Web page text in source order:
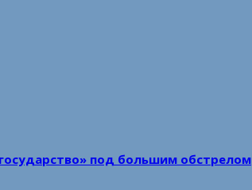
под большим обстрелом